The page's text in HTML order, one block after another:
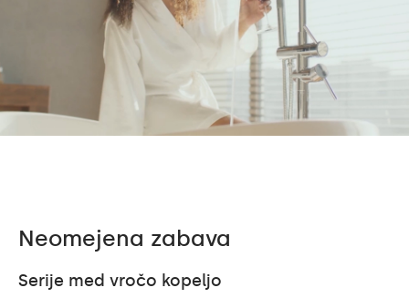
Neomejena zabava
Serije med vročo kopeljo